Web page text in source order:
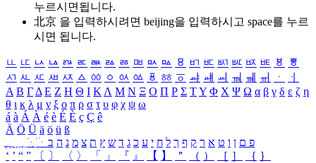
누르시면됩니다.
北京 을 입력하시려면 beijing을 입력하시고 space를 누르
시면 됩니다.
ㅥ ㅦ ㅧ ㅨ ㅩ ㅪ ㅫ ㅬ ㅭ ㅮ ㅯ ㅰ ㅱ ㅲ ㅳ ㅴ ㅵ ㅶ ㅷ ㅸ
ㅹ
ㅺ ㅻ ㅼ ㅽ ㅾ ㅿ ㆀ ㆁ ㆂ ㆃ ㆄ ㆅ ㆆ ㆇ ㆈ ㆉ ㆊ ㆋ ㆌ ㆍ
ㆎ
Α Β ΓΔ Ε Ζ Η Θ Ι ΚΛ Μ Ν Ξ Ο Π Ρ Σ ΤΥ Φ Χ Ψ Ω α β γ δ ε ζ η
θ ι κ λ μ ν ξ ο π ρ σ τ υ φ χ ψ ω
á à Á À é è É È ç Ç ê
Ä Ö Ü ä ö ü ß
ִֶֹ ֻּ ׁׂ פ ם ן ו ט א ר ק ף ך ל ח י ע כ ג ד ש ץ ת צ מ נ ה ב
‘ ’ “ ” 〔 〕 〈 〉 「 」 『 』 【 】 ＂ （ ） ［ ］ ｛ ｝